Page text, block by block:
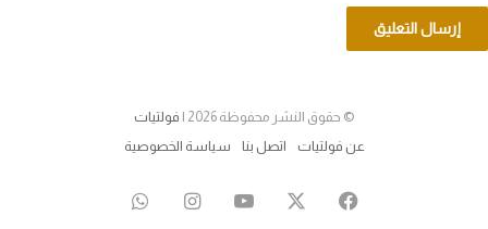
© حقوق النشر محفوظة 2026 |
فولتيات
عن فولتيات
اتصل بنا سياسة الخصوصية
فيسبوك ‫YouTubeانستقرامواتساب